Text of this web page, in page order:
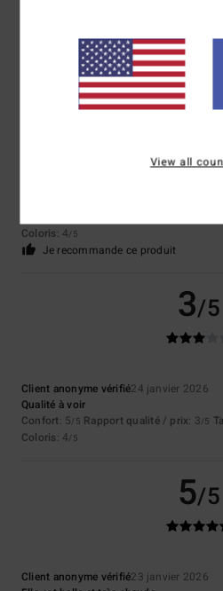
Je recommande ce produit
5 /5
Coloris: 4/5
Je recommande ce produit
3/5
Client anonyme vérifié24 janvier 2026
Qualité à voir
Confort: 5/5 Rapport qualité / prix: 3/5
Coloris: 4/5
5/5
Client anonyme vérifié23 janvier 2026
View all